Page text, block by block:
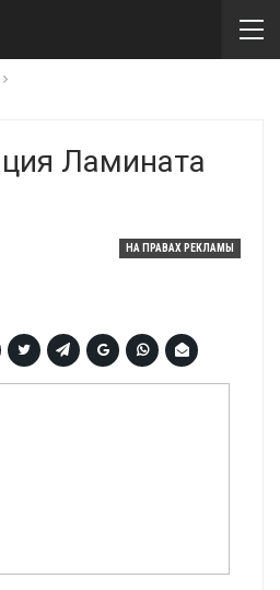
Ламината
НА ПРАВАХ РЕКЛАМЫ